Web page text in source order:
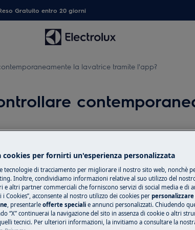
Gratuito entro 20 giorni
la lavatrice tramite l'app?
la lavatrice
connessa con
Ricambi e
Compra ricambi,
il tuo
tua.
per fornirti un'esperienza personalizzata
tecnologie di tracciamento per migliorare il nostro sito web, nonchè
Inoltre, condividiamo informazioni relative al suo utilizzo del
altri partner commerciali che forniscono servizi di social media e di
i Cookies”, acconsente al nostro utilizzo dei cookies per personalizzare
, presentarle offerte speciali e annunci personalizzati. Chiudendo
“X” continuerai la navigazione del sito in assenza di cookie o altri
tecnici. Per ulteriori informazioni, la invitiamo a consultare la